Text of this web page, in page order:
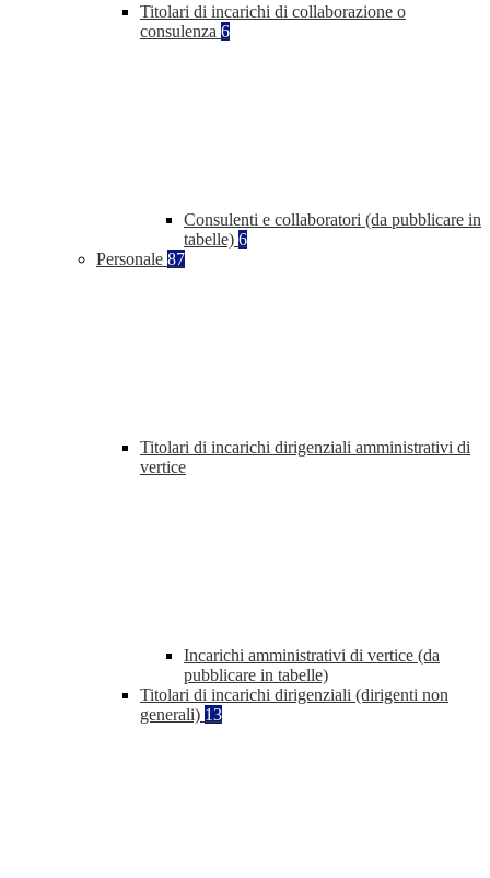
Titolari di incarichi di collaborazione o
consulenza 6
Consulenti e collaboratori (da pubblicare in
tabelle) 6
Personale 87
Titolari di incarichi dirigenziali amministrativi di
vertice
Incarichi amministrativi di vertice (da
pubblicare in tabelle)
Titolari di incarichi dirigenziali (dirigenti non
generali) 13